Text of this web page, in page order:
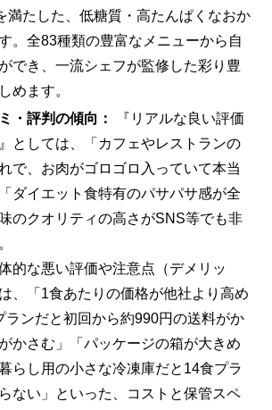
満たした、低糖質・高たんぱくなおか
。全83種類の豊富なメニューから自
でき、一流シェフが監修した彩り豊
めます。
・評判の傾向：
『リアルな良い評価
としては、「カフェやレストランの
で、お肉がゴロゴロ入っていて本当
ダイエット食特有のパサパサ感が全
のクオリティの高さがSNS等でも非
的な悪い評価や注意点（デメリッ
、「1食あたりの価格が他社より高め
ランだと初回から約990円の送料がか
かさむ」「パッケージの箱が大きめ
らし用の小さな冷凍庫だと14食プラ
ない」といった、コストと保管スペ